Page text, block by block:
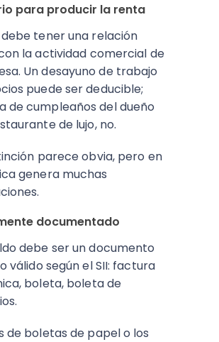
para producir la renta
debe tener una relación
la actividad comercial de
Un desayuno de trabajo
puede ser deducible;
de cumpleaños del dueño
de lujo, no.
parece obvia, pero en
genera muchas
documentado
debe ser un documento
válido según el SII: factura
boleta, boleta de
de boletas de papel o los